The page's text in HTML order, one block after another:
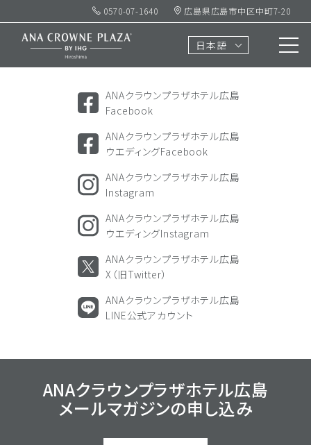
0570-07-1640 広島県広島市中区中町7-20
日本語
ソーシャル アカウント
SOCIAL ACCOUNTS
ANAクラウンプラザホテル広島
Facebook
ANAクラウンプラザホテル広島
ウエディングFacebook
ANAクラウンプラザホテル広島
Instagram
ANAクラウンプラザホテル広島
ウエディングInstagram
ANAクラウンプラザホテル広島
X（旧Twitter）
ANAクラウンプラザホテル広島
LINE公式アカウント
ANAクラウンプラザホテル広島
メールマガジンの申し込み